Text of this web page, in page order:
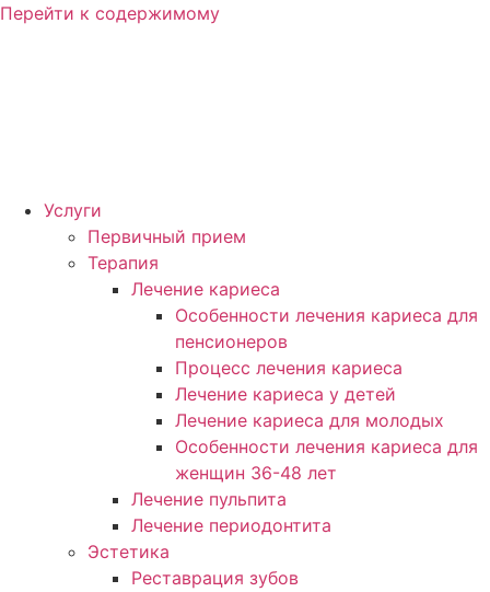
Перейти к содержимому
Услуги
Первичный прием
Терапия
Лечение кариеса
Особенности лечения кариеса для
пенсионеров
Процесс лечения кариеса
Лечение кариеса у детей
Лечение кариеса для молодых
Особенности лечения кариеса для
женщин 36-48 лет
Лечение пульпита
Лечение периодонтита
Эстетика
Реставрация зубов